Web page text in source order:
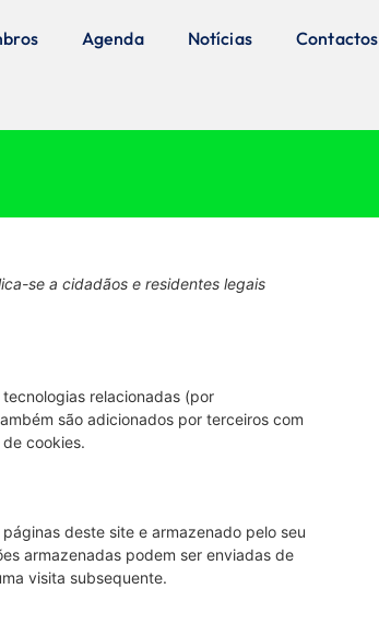
Agenda Notícias Contactos
se a cidadãos e residentes legais
relacionadas (por
são adicionados por terceiros com
cookies.
deste site e armazenado pelo seu
armazenadas podem ser enviadas de
visita subsequente.